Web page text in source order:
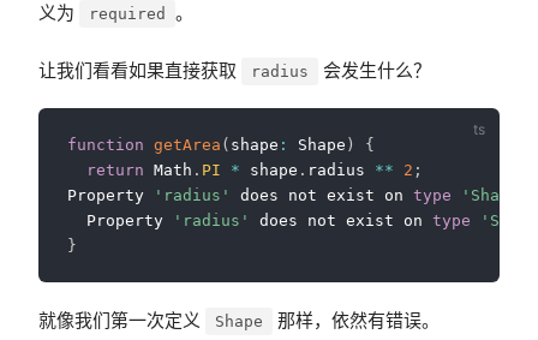
义为
required 。
让我们看看如果直接获取 radius 会发生什么？
function getArea ( shape : Shape )
{
return Math . PI * shape . radius ** 2 ;
Property
'radius' does not exist on type 'Shape'
  Property
'radius' does not exist on type
}
就像我们第一次定义 Shape 那样，依然有错误。